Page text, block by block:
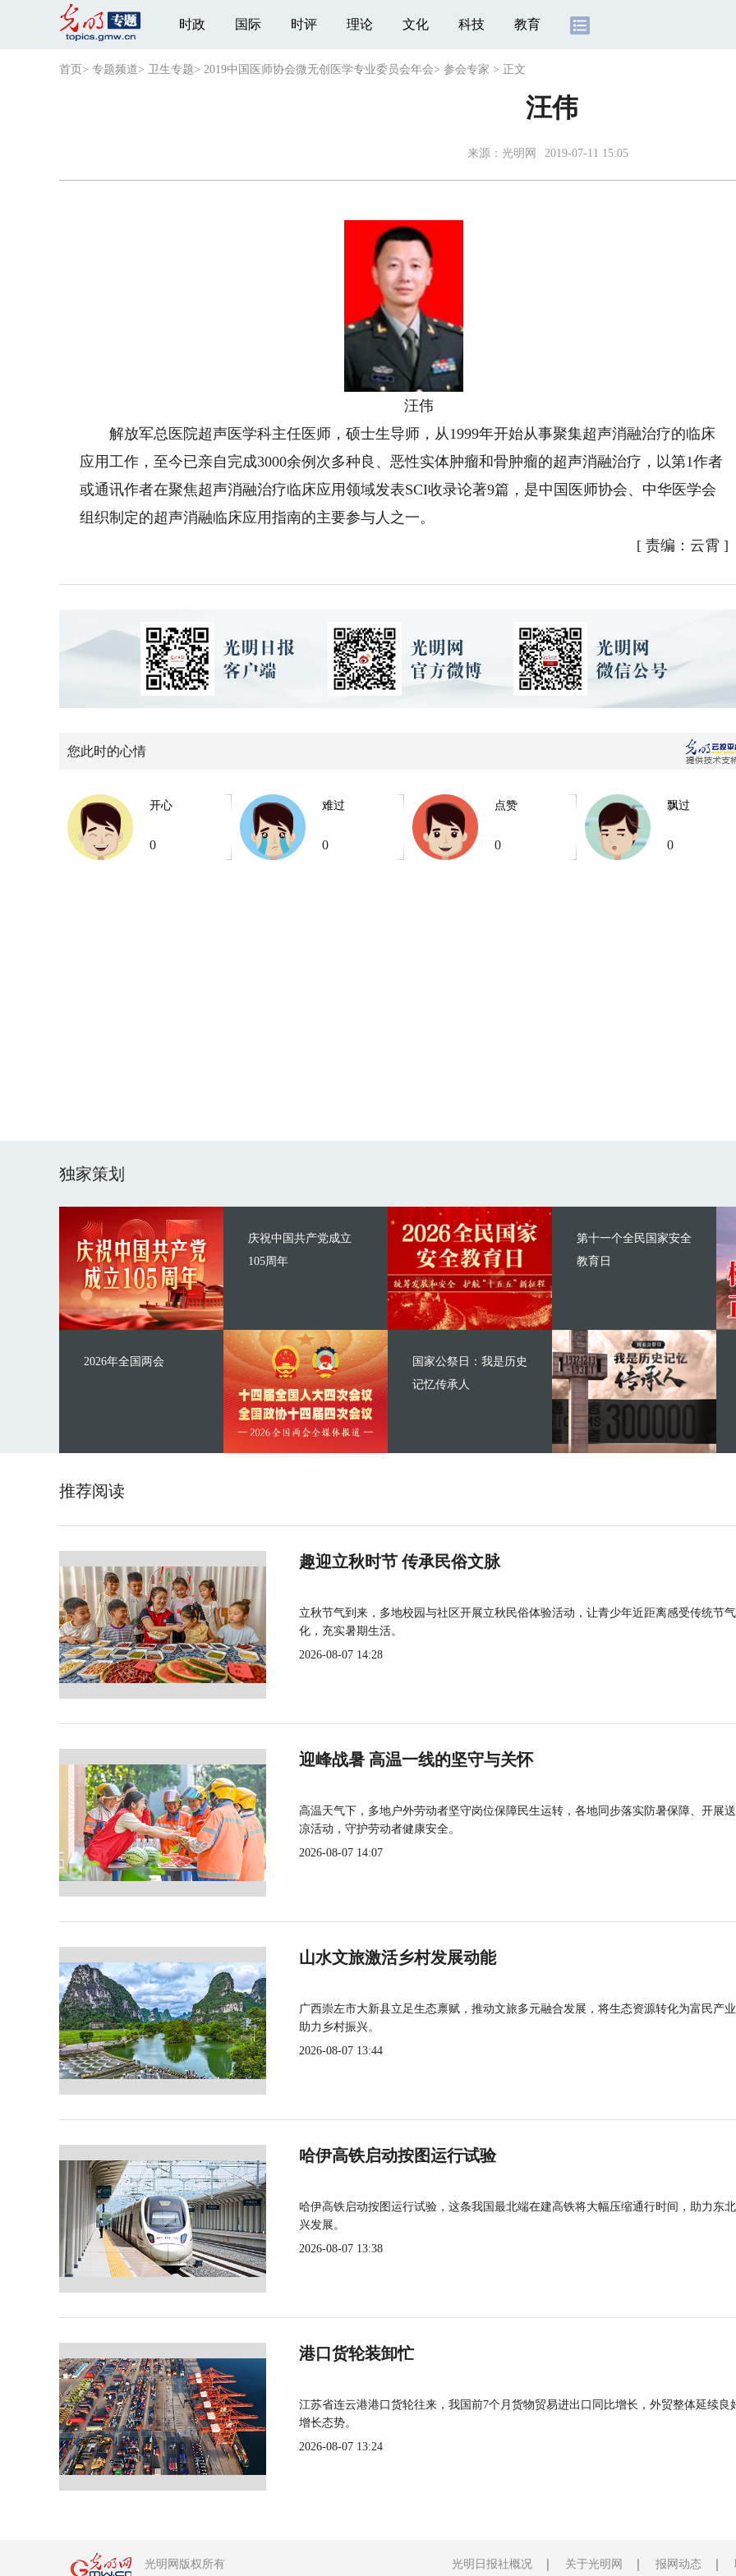
时政 国际 时评 理论 文化 科技 教育
首页 > 专题频道> 卫生专题> 2019中国医师协会微无创医学专业委员会年会> 参会专家 > 正文
汪伟
来源： 光明网 2019-07-11 15:05
汪伟
解放军总医院超声医学科主任医师，硕士生导师，从1999年开始从事聚集超声消融治疗的临床
应用工作，至今已亲自完成3000余例次多种良、恶性实体肿瘤和骨肿瘤的超声消融治疗，以第1作者
或通讯作者在聚焦超声消融治疗临床应用领域发表SCI收录论著9篇，是中国医师协会、中华医学会
组织制定的超声消融临床应用指南的主要参与人之一。
[ 责编：云霄 ]
您此时的心情
开心
0
难过
0
点赞
0
飘过
0
独家策划
庆祝中国共产党成立
105周年
2026年全国两会
第十一个全民国家安全
教育日
国家公祭日：我是历史
记忆传承人
推荐阅读
趣迎立秋时节 传承民俗文脉
立秋节气到来，多地校园与社区开展立秋民俗体验活动，让青少年近距离感受传统节
化，充实暑期生活。
2026-08-07 14:28
迎峰战暑 高温一线的坚守与关怀
高温天气下，多地户外劳动者坚守岗位保障民生运转，各地同步落实防暑保障、开展
凉活动，守护劳动者健康安全。
2026-08-07 14:07
山水文旅激活乡村发展动能
广西崇左市大新县立足生态禀赋，推动文旅多元融合发展，将生态资源转化为富民产
助力乡村振兴。
2026-08-07 13:44
哈伊高铁启动按图运行试验
哈伊高铁启动按图运行试验，这条我国最北端在建高铁将大幅压缩通行时间，助力东
兴发展。
2026-08-07 13:38
港口货轮装卸忙
江苏省连云港港口货轮往来，我国前7个月货物贸易进出口同比增长，外贸整体延续良
增长态势。
2026-08-07 13:24
光明网版权所有 光明日报社概况 关于光明网 报网动态